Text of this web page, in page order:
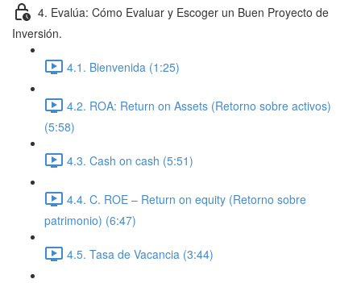
4. Evalúa: Cómo Evaluar y Escoger un Buen Proyecto de
Inversión.
4.1. Bienvenida (1:25)
4.2. ROA: Return on Assets (Retorno sobre activos)
(5:58)
4.3. Cash on cash (5:51)
4.4. C. ROE – Return on equity (Retorno sobre
patrimonio) (6:47)
4.5. Tasa de Vacancia (3:44)